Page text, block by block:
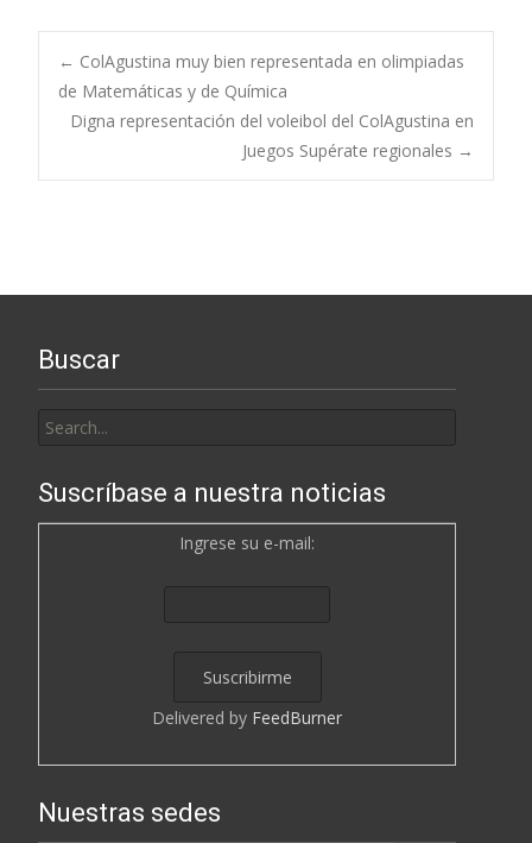
Post
navigation
← ColAgustina muy bien representada en olimpiadas
de Matemáticas y de Química
Digna representación del voleibol del ColAgustina en
Juegos Supérate regionales →
Buscar
for:
Suscríbase a nuestra noticias
Ingrese su e-mail:
Delivered by FeedBurner
Nuestras sedes